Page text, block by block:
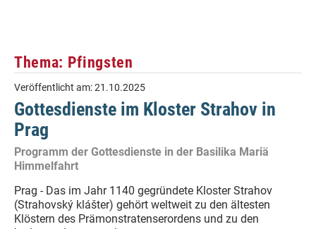
Thema: Pfingsten
Veröffentlicht am:21.10.2025
Gottesdienste im Kloster Strahov in
Prag
Programm der Gottesdienste in der Basilika Mariä
Himmelfahrt
Prag - Das im Jahr 1140 gegründete Kloster Strahov
(Strahovský klášter) gehört weltweit zu den ältesten
Klöstern des Prämonstratenserordens und zu den